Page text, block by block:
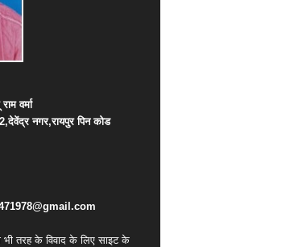
राम वर्मा
देवेंद्र नगर,रायपुर पिन कोड
भी तरह के विवाद के लिए साइट के